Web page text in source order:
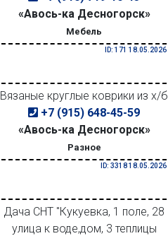
«Авось-ка Десногорск»
Мебель
ID: 171 18.05.2026
Вязаные круглые коврики из х/б
+7 (915) 648-45-59
«Авось-ка Десногорск»
Разное
ID: 3318 18.05.2026
Дача СНТ "Кукуевка, 1 поле, 28
улица к воде,дом, 3 теплицы